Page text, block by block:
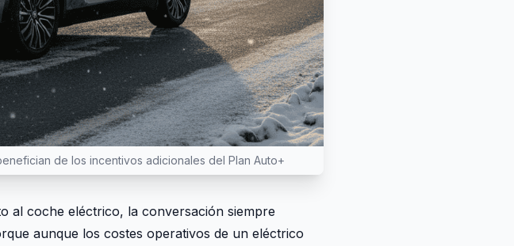
de los incentivos adicionales del Plan Auto+
al coche eléctrico, la conversación siempre
aunque los costes operativos de un eléctrico